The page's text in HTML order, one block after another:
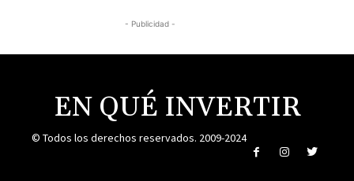
- Publicidad -
EN QUÉ INVERTIR
© Todos los derechos reservados. 2009-2024